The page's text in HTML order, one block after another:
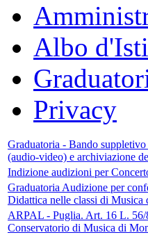
Albo
Privacy
Graduatoria - Bando
(audio-video) e archiviazione
Indizione audizioni per
Graduatoria Audizione per
Didattica nelle classi di Musica
ARPAL - Puglia. Art. 16 L. 56/
Conservatorio di Musica di